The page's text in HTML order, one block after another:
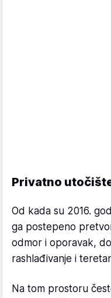
Privatno
Od kada su 2016.
ga postepeno
odmor i oporavak,
rashlađivanje i
Na tom prostoru